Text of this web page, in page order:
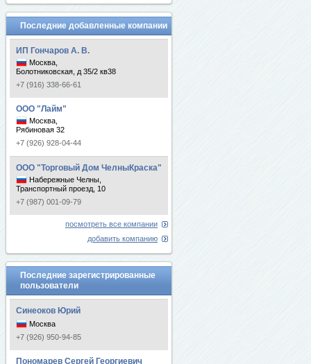
Последние добавленные компании
ИП Гончаров А. В.
Москва,
Болотниковская, д 35/2 кв38
+7 (916) 338-66-61
ООО "Лайм"
Москва,
Рябиновая 32
+7 (926) 928-04-44
ООО "Торговый Дом ЧелныКраска"
Набережные Челны,
Транспортный проезд, 10
+7 (987) 001-09-79
посмотреть все компании
добавить компанию
Последние зарегистрированные
пользователи
Синеоков Юрий
Москва
+7 (926) 950-94-85
Пономарев Сергей Георгиевич